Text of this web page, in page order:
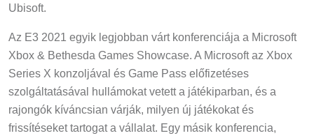
Ubisoft.
Az E3 2021 egyik legjobban várt konferenciája a Microsoft
Xbox & Bethesda Games Showcase. A Microsoft az Xbox
Series X konzoljával és Game Pass előfizetéses
szolgáltatásával hullámokat vetett a játékiparban, és a
rajongók kíváncsian várják, milyen új játékokat és
frissítéseket tartogat a vállalat. Egy másik konferencia,